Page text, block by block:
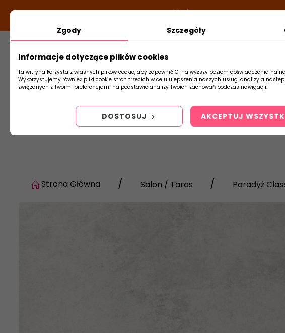
DODATKOWY RABAT Z KODEM:NEWLOOK26/TUBADZIN- DODAJ
Płytki
Strona Główna Salon / Taras Paradyż
Zgody Szczegóły
Informacje dotyczące plików cookies
Ta witryna korzysta z własnych plików cookie, aby zapewnić Ci najwyższy poziom doświadczenia na
Wykorzystujemy również pliki cookie stron trzecich w celu ulepszenia naszych usług, analizy a
związanych z Twoimi preferencjami na podstawie analizy Twoich zachowań podczas nawigacji.
DOSTOSUJ AKCEPTUJ